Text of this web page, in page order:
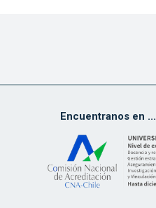
Encuentranos en ...